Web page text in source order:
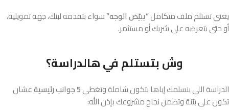
يعني تستلم ملف متكامل“يبيّض الوجه”سواء بتقدمه لبنك، جهة تمويلية،
أو حتى بتعرضه على شريك أو مستثمر.
وش بتستلم في هالدراسة؟
الدراسة اللي بنسلمك إياها بتكون شاملة وتغطي5 جوانب رئيسية
عشان
تكون على بيّنة وتضمن نجاح مشروعك بإذن الله: